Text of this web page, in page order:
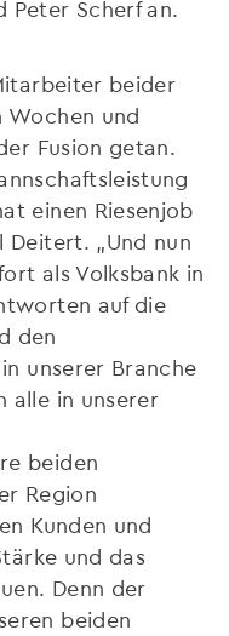
Peter Scherf an.
beider
Wochen und
Fusion getan.
einen Riesenjob
„Und nun
als Volksbank in
auf die
den
unserer Branche
alle in unserer
beiden
Region
Kunden und
und das
Denn der
beiden